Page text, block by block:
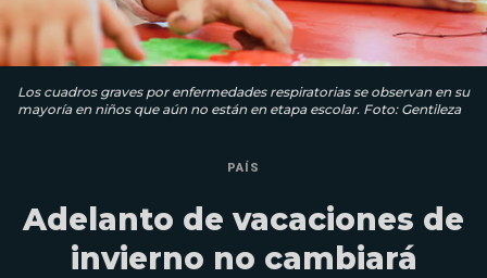
Los cuadros graves por enfermedades respiratorias se observan en su
mayoría en niños que aún no están en etapa escolar. Foto: Gentileza
PAÍS
Adelanto de vacaciones de
invierno no cambiará